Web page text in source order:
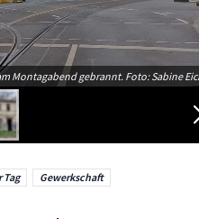
Montagabend gebrannt. Foto: Sabine
Tag Gewerkschaft